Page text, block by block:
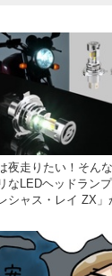
夜走りたい！そん
なLEDヘッドラン
シャス・レイ ZX」
から登場